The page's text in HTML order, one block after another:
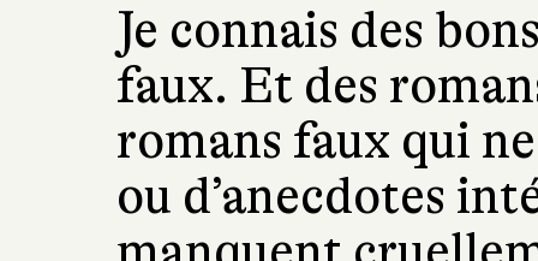
Je connais des
faux. Et des
romans faux qui
ou d’anecdotes